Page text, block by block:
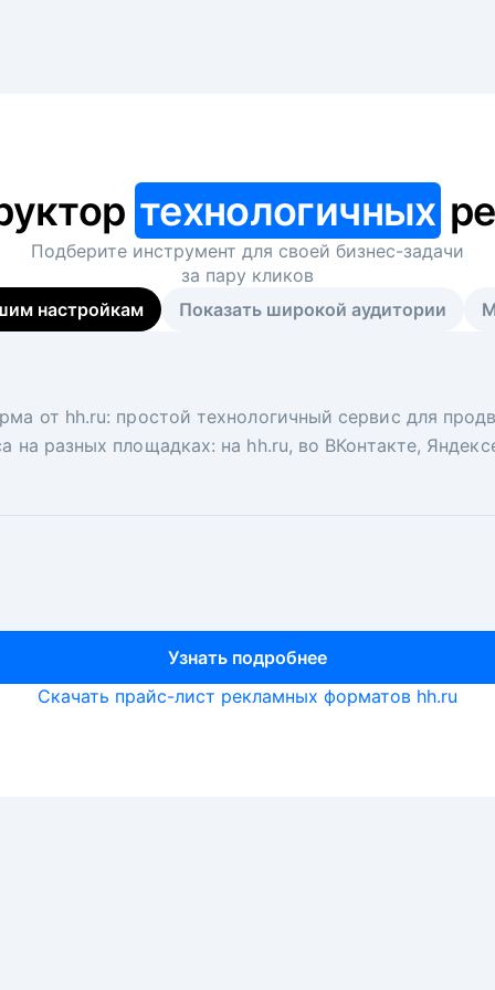
технологичных
Подберите инструмент для своей бизнес-задачи
за пару кликов
настройкам
Показать широкой аудитории
от hh.ru: простой технологичный сервис для
на разных площадках: на hh.ru, во ВКонтакте,
Узнать подробнее
вакансий на главной странице hh.ru.
ключ. Решите, сколько кандидатов и когда вам
рекрутеры и проектные менеджеры hh.ru с
Узнать подробнее
Скачать прайс-лист рекламных форматов hh.ru